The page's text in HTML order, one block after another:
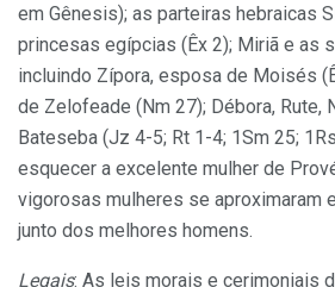
em Gênesis); as parteiras hebraicas
princesas egípcias (Êx 2); Miriã e as
incluindo Zípora, esposa de Moisés
de Zelofeade (Nm 27); Débora, Rute,
Bateseba (Jz 4-5; Rt 1-4; 1Sm 25;
esquecer a excelente mulher de
vigorosas mulheres se aproximaram
junto dos melhores homens.
Legais: As leis morais e cerimoniais